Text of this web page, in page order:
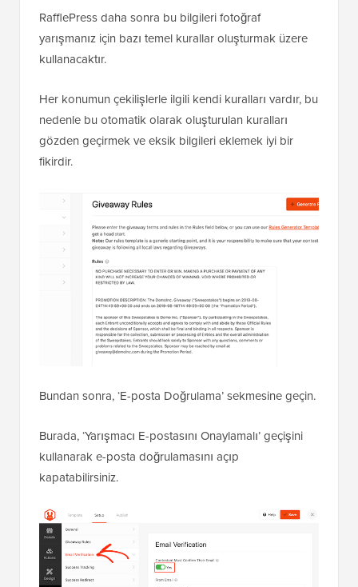
RafflePress daha sonra bu bilgileri fotoğraf
yarışmanız için bazı temel kurallar oluşturmak üzere
kullanacaktır.
Her konumun çekilişlerle ilgili kendi kuralları vardır, bu
nedenle bu otomatik olarak oluşturulan kuralları
gözden geçirmek ve eksik bilgileri eklemek iyi bir
fikirdir.
Bundan sonra, ‘E-posta Doğrulama’ sekmesine geçin.
Burada, ‘Yarışmacı E-postasını Onaylamalı’ geçişini
kullanarak e-posta doğrulamasını açıp
kapatabilirsiniz.